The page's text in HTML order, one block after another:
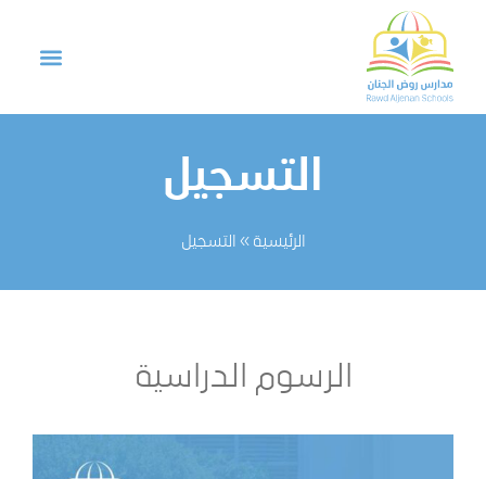
التسجيل
الرئيسية » التسجيل
الرسوم الدراسية